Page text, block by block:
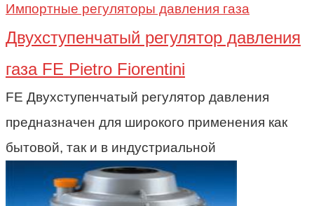
Импортные регуляторы давления газа
Двухступенчатый регулятор давления
газа FE Pietro Fiorentini
FE Двухступенчатый регулятор давления
предназначен для широкого применения как
бытовой, так и в индустриальной